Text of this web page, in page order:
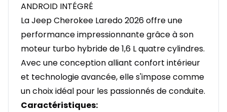
ANDROID INTÉGRÉ
La Jeep Cherokee Laredo 2026 offre une
performance impressionnante grâce à son
moteur turbo hybride de 1,6 L quatre cylindres.
Avec une conception alliant confort intérieur
et technologie avancée, elle s'impose comme
un choix idéal pour les passionnés de conduite.
Caractéristiques: